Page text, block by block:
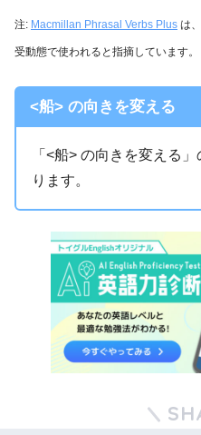
注: Macmillan Phrasal Verbs Plus は
受動態で使われると指摘しています。
<船> の向きを変える
「<船> の向きを変える
ります。